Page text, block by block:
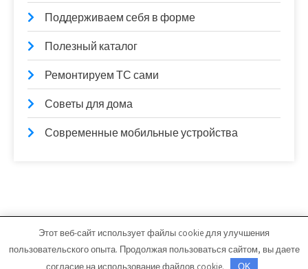
Поддерживаем себя в форме
Полезный каталог
Ремонтируем ТС сами
Советы для дома
Современные мобильные устройства
lamintime.ru - Работает на WordPress
Тема от Grace Themes
Этот веб-сайт использует файлы cookie для улучшения
пользовательского опыта. Продолжая пользоваться сайтом, вы даете
согласие на использование файлов cookie.
OK